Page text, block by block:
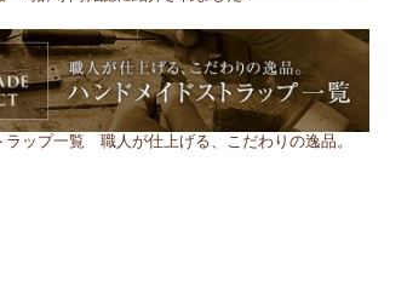
ラップ一覧 職人が仕上げる、こだわりの逸品。